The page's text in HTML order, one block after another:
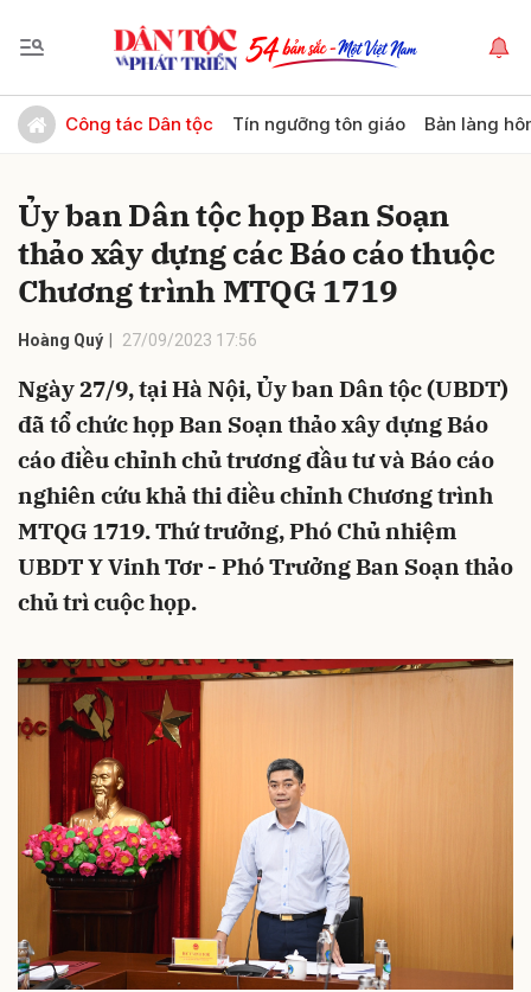
Công tác Dân tộc Tín ngưỡng tôn giáo Bản làng
Ủy ban Dân tộc họp Ban Soạn
thảo xây dựng các Báo cáo thuộc
Chương trình MTQG 1719
Hoàng Quý 27/09/2023 17:56
Ngày 27/9, tại Hà Nội, Ủy ban Dân tộc (UBDT)
đã tổ chức họp Ban Soạn thảo xây dựng Báo
cáo điều chỉnh chủ trương đầu tư và Báo cáo
nghiên cứu khả thi điều chỉnh Chương trình
MTQG 1719. Thứ trưởng, Phó Chủ nhiệm
UBDT Y Vinh Tơr - Phó Trưởng Ban Soạn thảo
chủ trì cuộc họp.
Gửi bình luận